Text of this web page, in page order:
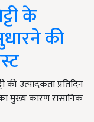
के
की
उत्पादकता प्रतिदिन
का मुख्य कारण रासानिक